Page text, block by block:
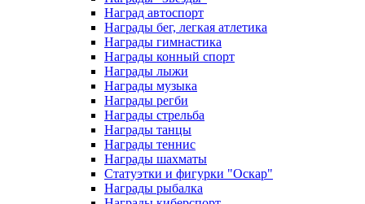
Наград автоспорт
Награды бег, легкая атлетика
Награды гимнастика
Награды конный спорт
Награды лыжи
Награды музыка
Награды регби
Награды стрельба
Награды танцы
Награды теннис
Награды шахматы
Статуэтки и фигурки "Оскар"
Награды рыбалка